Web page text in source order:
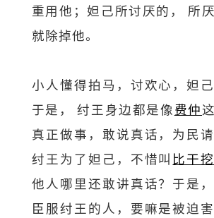
重用他；妲己所讨厌的， 所
就除掉他。
小人懂得拍马，讨欢心，妲己
于是， 纣王身边都是像费仲
真正做事，敢说真话，为民
纣王为了妲己，不惜叫 比干
他人哪里还敢讲真话？于是
臣服纣王的人，要嘛是被迫